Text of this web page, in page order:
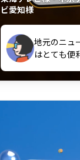
ビ愛知様
中京テレビ
外からも見
いつも利用